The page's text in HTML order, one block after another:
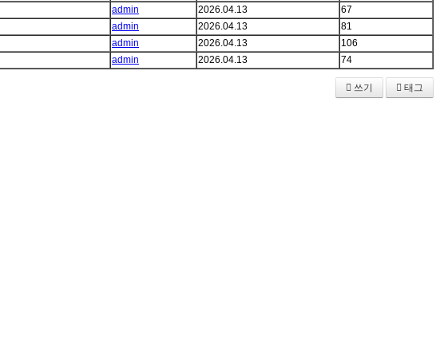
admin 2026.04.13
67
admin 2026.04.13
81
admin 2026.04.13
106
admin 2026.04.13 74
쓰기 태그